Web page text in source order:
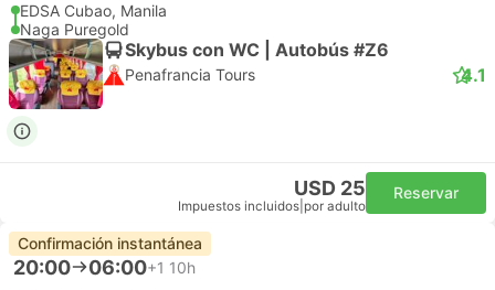
EDSA Cubao, Manila
Naga Puregold
Skybus con WC | Autobús #Z6
Penafrancia Tours 4.1
USD 25
Impuestos incluidos por adulto
Reservar
Confirmación instantánea
20:00 06:00+1 10h